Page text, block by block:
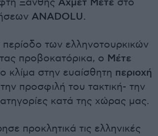
Ξάνθης Αχμέτ Μέτε στο
ANADOLU.
περίοδο των ελληνοτουρκικών
προβοκατόρικα, ο Μέτε
κλίμα στην ευαίσθητη περιοχή
προσφιλή του τακτική- την
κατά της χώρας μας.
προκλητικά τις ελληνικές